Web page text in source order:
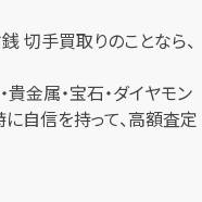
切手買取りのことなら、
金属・宝石・ダイヤモン
に自信を持って、高額査定